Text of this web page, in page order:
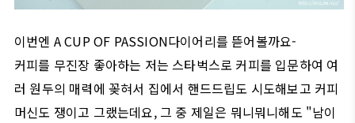
이번엔 A CUP OF PASSION다이어리를 뜯어볼까요-
커피를 무진장 좋아하는 저는 스타벅스로 커피를 입문하여 여
러 원두의 매력에 꽂혀서 집에서 핸드드립도 시도해보고 커피
머신도 쟁이고 그랬는데요, 그 중 제일은 뭐니뭐니해도 "남이